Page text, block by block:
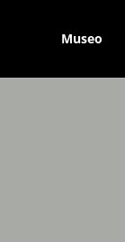
Museo